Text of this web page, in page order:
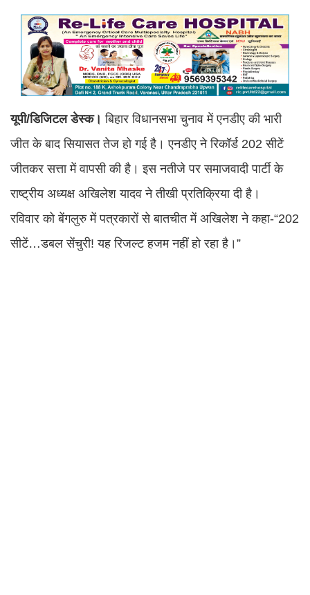
यूपी/डिजिटल डेस्क। बिहार विधानसभा चुनाव में एनडीए की भारी
जीत के बाद सियासत तेज हो गई है। एनडीए ने रिकॉर्ड 202 सीटें
जीतकर सत्ता में वापसी की है। इस नतीजे पर समाजवादी पार्टी के
राष्ट्रीय अध्यक्ष अखिलेश यादव ने तीखी प्रतिक्रिया दी है।
रविवार को बेंगलुरु में पत्रकारों से बातचीत में अखिलेश ने कहा-“202
सीटें…डबल सेंचुरी! यह रिजल्ट हजम नहीं हो रहा है।”